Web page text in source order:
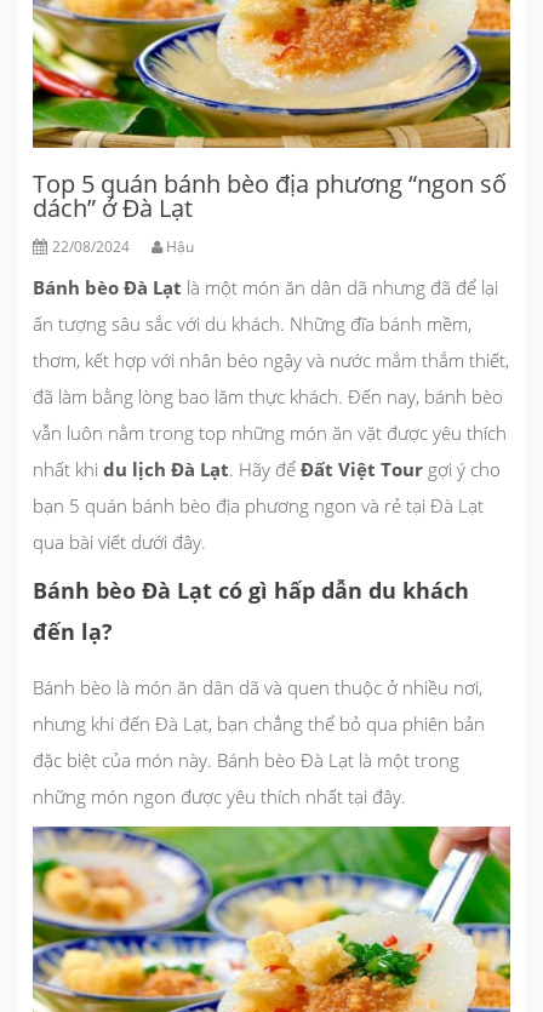
Top 5 quán bánh bèo địa phương “ngon số
dách” ở Đà Lạt
22/08/2024 Hậu
Bánh bèo Đà Lạt là một món ăn dân dã nhưng đã để lại
ấn tượng sâu sắc với du khách. Những đĩa bánh mềm,
thơm, kết hợp với nhân béo ngậy và nước mắm thắm thiết,
đã làm bằng lòng bao lăm thực khách. Đến nay, bánh bèo
vẫn luôn nằm trong top những món ăn vặt được yêu thích
nhất khi du lịch Đà Lạt. Hãy để Đất Việt Tour gợi ý cho
bạn 5 quán bánh bèo địa phương ngon và rẻ tại Đà Lạt
qua bài viết dưới đây.
Bánh bèo Đà Lạt có gì hấp dẫn du khách
đến lạ?
Bánh bèo là món ăn dân dã và quen thuộc ở nhiều nơi,
nhưng khi đến Đà Lạt, bạn chẳng thể bỏ qua phiên bản
đặc biệt của món này. Bánh bèo Đà Lạt là một trong
những món ngon được yêu thích nhất tại đây.